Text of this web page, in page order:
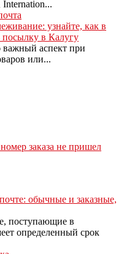
узнайте, как в
посылку в Калугу
аспект при
или...
номер заказа не пришел
обычные и заказные,
поступающие в
определенный срок